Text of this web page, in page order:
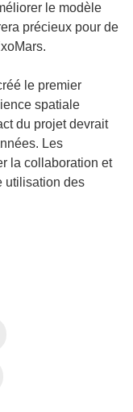
le modèle
précieux pour de
le premier
spatiale
du projet devrait
Les
la collaboration et
utilisation des